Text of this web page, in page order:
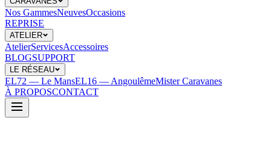
Nos GammesNeuvesOccasions
REPRISE
ATELIER
AtelierServicesAccessoires
BLOGSUPPORT
LE RÉSEAU
EL72 — Le MansEL16 — AngoulêmeMister Caravanes
À PROPOSCONTACT